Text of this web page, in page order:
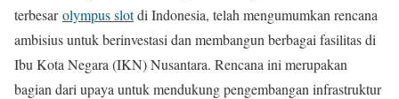
terbesarolympus slotdi Indonesia, telah mengumumkan rencana
ambisius untuk berinvestasi dan membangun berbagai fasilitas di
Ibu Kota Negara (IKN) Nusantara. Rencana ini merupakan
bagian dari upaya untuk mendukung pengembangan infrastruktur